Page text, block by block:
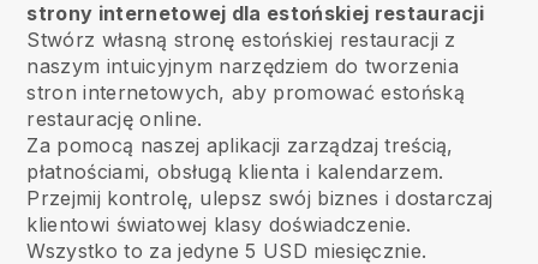
strony internetowej dla estońskiej restauracji
Stwórz własną stronę estońskiej restauracji z
naszym intuicyjnym narzędziem do tworzenia
stron internetowych, aby promować estońską
restaurację online.
Za pomocą naszej aplikacji zarządzaj treścią,
płatnościami, obsługą klienta i kalendarzem.
Przejmij kontrolę, ulepsz swój biznes i dostarczaj
klientowi światowej klasy doświadczenie.
Wszystko to za jedyne 5 USD miesięcznie.